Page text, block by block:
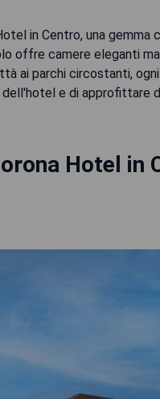
in Centro, una gemma
offre camere eleganti
ai parchi circostanti,
e di approfittare
Hotel in